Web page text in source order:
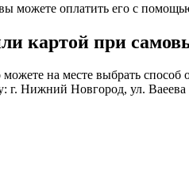
можете оплатить его с
картой при
на месте выбрать
г. Нижний Новгород, ул.